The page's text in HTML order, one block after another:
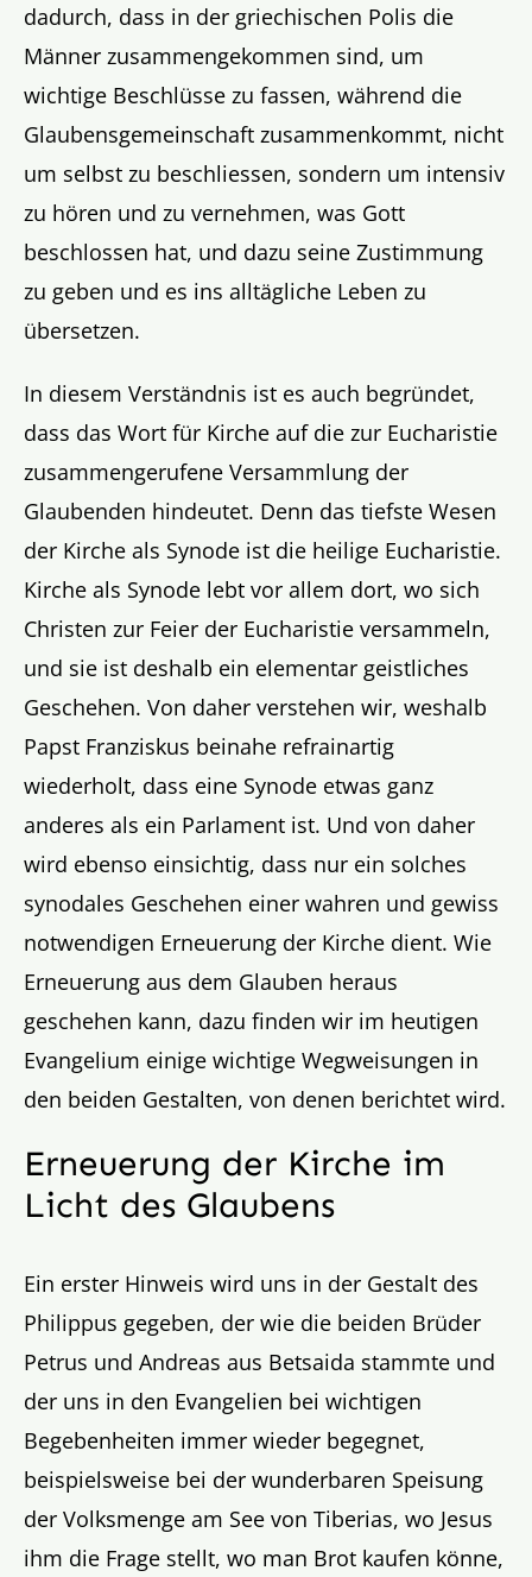
dadurch, dass in der griechischen Polis die
Männer zusammengekommen sind, um
wichtige Beschlüsse zu fassen, während die
Glaubensgemeinschaft zusammenkommt, nicht
um selbst zu beschliessen, sondern um intensiv
zu hören und zu vernehmen, was Gott
beschlossen hat, und dazu seine Zustimmung
zu geben und es ins alltägliche Leben zu
übersetzen.
In diesem Verständnis ist es auch begründet,
dass das Wort für Kirche auf die zur Eucharistie
zusammengerufene Versammlung der
Glaubenden hindeutet. Denn das tiefste Wesen
der Kirche als Synode ist die heilige Eucharistie.
Kirche als Synode lebt vor allem dort, wo sich
Christen zur Feier der Eucharistie versammeln,
und sie ist deshalb ein elementar geistliches
Geschehen. Von daher verstehen wir, weshalb
Papst Franziskus beinahe refrainartig
wiederholt, dass eine Synode etwas ganz
anderes als ein Parlament ist. Und von daher
wird ebenso einsichtig, dass nur ein solches
synodales Geschehen einer wahren und gewiss
notwendigen Erneuerung der Kirche dient. Wie
Erneuerung aus dem Glauben heraus
geschehen kann, dazu finden wir im heutigen
Evangelium einige wichtige Wegweisungen in
den beiden Gestalten, von denen berichtet wird.
Erneuerung der Kirche im
Licht des Glaubens
Ein erster Hinweis wird uns in der Gestalt des
Philippus gegeben, der wie die beiden Brüder
Petrus und Andreas aus Betsaida stammte und
der uns in den Evangelien bei wichtigen
Begebenheiten immer wieder begegnet,
beispielsweise bei der wunderbaren Speisung
der Volksmenge am See von Tiberias, wo Jesus
ihm die Frage stellt, wo man Brot kaufen könne,